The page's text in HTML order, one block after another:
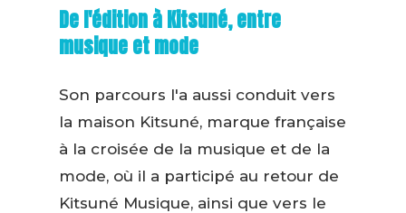
De l'édition à Kitsuné, entre
musique et mode
Son parcours l'a aussi conduit vers
la maison Kitsuné, marque française
à la croisée de la musique et de la
mode, où il a participé au retour de
Kitsuné Musique, ainsi que vers le